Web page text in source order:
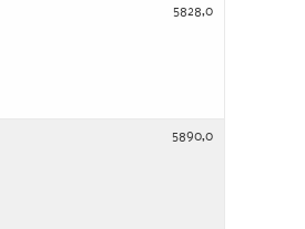
5828,0
5890,0